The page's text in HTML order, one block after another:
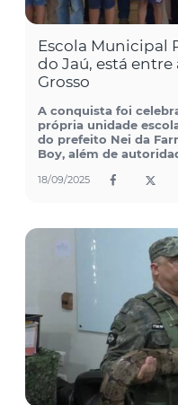
Escola Municipal
do Jaú, está entre
Grosso
A conquista foi
própria unidade
do prefeito Nei da
Boy, além de
18/09/2025